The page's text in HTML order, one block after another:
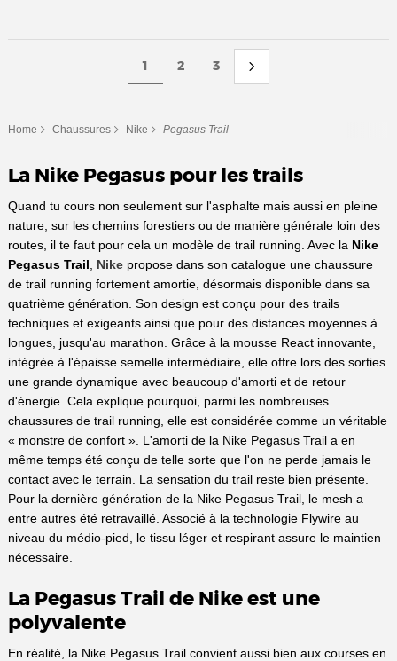
1 2 3
Home Chaussures Nike Pegasus Trail
La Nike Pegasus pour les trails
‌Quand tu cours non seulement sur l'asphalte mais aussi en pleine
nature, sur les chemins forestiers ou de manière générale loin des
routes, il te faut pour cela un modèle de trail running. Avec la Nike
Pegasus Trail
Nikepropose dans son catalogue une chaussure
de trail running fortement amortie, désormais disponible dans sa
quatrième génération. Son design est conçu pour des trails
techniques et exigeants ainsi que pour des distances moyennes à
longues, jusqu'au marathon. Grâce à la mousse React innovante,
intégrée à l'épaisse semelle intermédiaire, elle offre lors des sorties
une grande dynamique avec beaucoup d'amorti et de retour
d'énergie. Cela explique pourquoi, parmi les nombreuses
chaussures de trail running, elle est considérée comme un véritable
« monstre de confort ». L'amorti de la Nike Pegasus Trail a en
même temps été conçu de telle sorte que l'on ne perde jamais le
contact avec le terrain. La sensation du trail reste bien présente.
Pour la dernière génération de la Nike Pegasus Trail, le mesh a
entre autres été retravaillé. Associé à la technologie Flywire au
niveau du médio-pied, le tissu léger et respirant assure le maintien
nécessaire.
La Pegasus Trail de Nike est une
polyvalente
En réalité, la Nike Pegasus Trail convient aussi bien aux courses en